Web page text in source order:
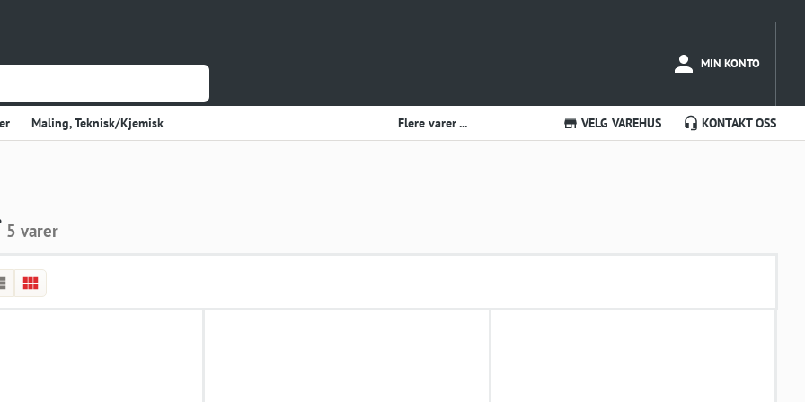
MIN KONTO
Maling, Teknisk/Kjemisk
Gulv og Veggbekledning
Varme
Flere varer ... VELG VAREHUS KONTAKT OSS
5 varer